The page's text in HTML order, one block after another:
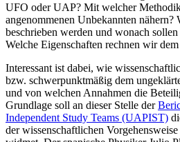
UFO oder UAP? Mit welcher
angenommenen Unbekannten nähern?
beschrieben werden und wonach
Welche Eigenschaften rechnen wir
Interessant ist dabei, wie
bzw. schwerpunktmäßig dem
und von welchen Annahmen die
Grundlage soll an dieser Stelle der
Independent Study Teams (UAPIST)
der wissenschaftlichen